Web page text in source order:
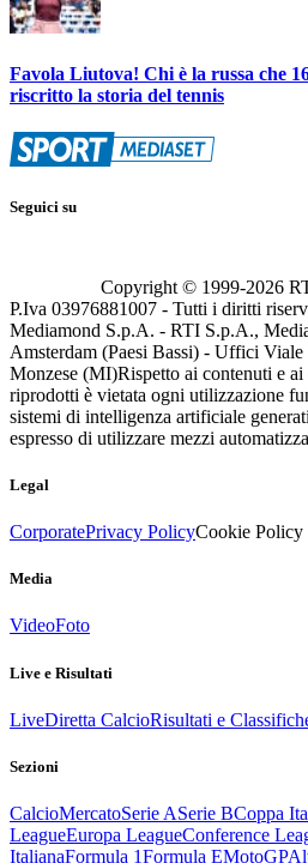
Favola Liutova! Chi è la russa che
riscritto la storia del tennis
Seguici su
Copyright © 1999-2026
P.Iva 03976881007 - Tutti i diritti
Mediamond S.p.A. - RTI S.p.A.,
Amsterdam (Paesi Bassi) - Uffici
Monzese (MI)Rispetto ai contenuti e
riprodotti è vietata ogni utilizzazione
sistemi di intelligenza artificiale
espresso di utilizzare mezzi
Legal
CorporatePrivacy PolicyCookie Policy
Media
VideoFoto
Live e Risultati
LiveDiretta CalcioRisultati e
Sezioni
CalcioMercatoSerie ASerie BCoppa
LeagueEuropa LeagueConference
ItalianaFormula 1Formula EMotoGP